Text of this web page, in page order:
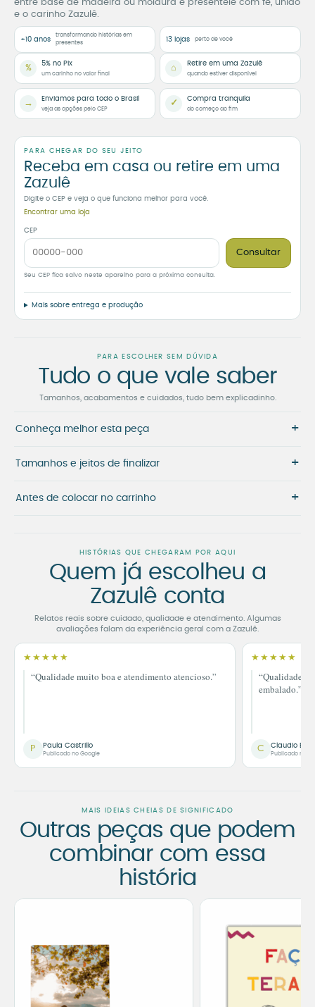
entre base de madeira ou moldura e presenteie com fé, união
e o carinho Zazulê.
+10 anos
transformando histórias em
presentes
13 lojas perto de você
% 5% no Pix
um carinho no valor final
⌂ Retire em uma Zazulê
quando estiver disponível
→ Enviamos para todo o Brasil
veja as opções pelo CEP
✓ Compra tranquila
do começo ao fim
PARA CHEGAR DO SEU JEITO
Receba em casa ou retire em uma
Zazulê
Digite o CEP e veja o que funciona melhor para você.
Encontrar uma loja
CEP
Consultar
Seu CEP fica salvo neste aparelho para a próxima consulta.
Mais sobre entrega e produção
PARA ESCOLHER SEM DÚVIDA
Tudo o que vale saber
Tamanhos, acabamentos e cuidados, tudo bem explicadinho.
Conheça melhor esta peça +
Tamanhos e jeitos de finalizar +
Antes de colocar no carrinho +
HISTÓRIAS QUE CHEGARAM POR AQUI
Quem já escolheu a
Zazulê conta
Relatos reais sobre cuidado, qualidade e atendimento. Algumas
avaliações falam da experiência geral com a Zazulê.
★★★★★
“Qualidade muito boa e atendimento atencioso.”
P Paula Castrillo
Publicado no Google
★★★★★
“Qualidade
embalado.”
C Claudio
Publicado no
MAIS IDEIAS CHEIAS DE SIGNIFICADO
Outras peças que podem
combinar com essa
história